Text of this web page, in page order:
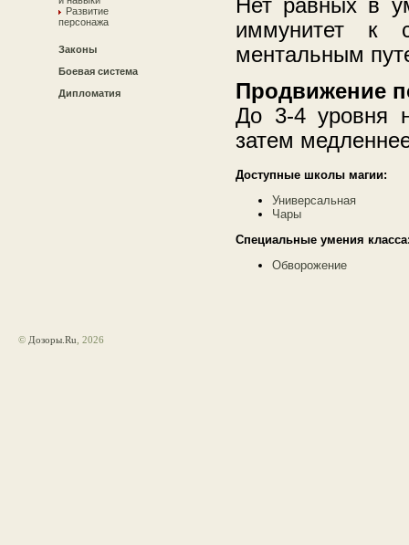
Развитие
персонажа
Законы
Боевая система
Дипломатия
Нет равных в
иммунитет к
ментальным
Продвижение
До 3-4 уровня
затем
Доступные школы магии:
Универсальная
Чары
Специальные умения
Обворожение
© Дозоры.Ru , 2026